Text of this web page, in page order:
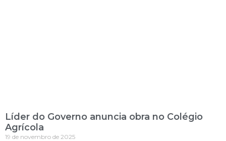
Líder do Governo anuncia obra no Colégio
Agrícola
19 de novembro de 2025